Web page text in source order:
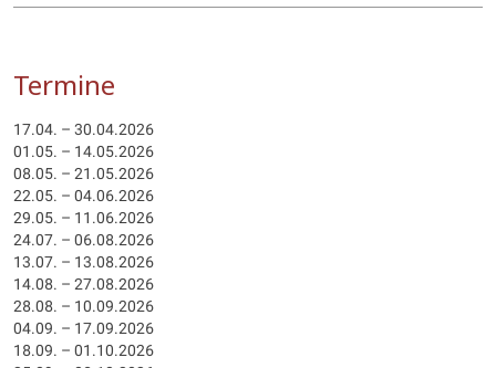
Termine
17.04. – 30.04.2026
01.05. – 14.05.2026
08.05. – 21.05.2026
22.05. – 04.06.2026
29.05. – 11.06.2026
24.07. – 06.08.2026
13.07. – 13.08.2026
14.08. – 27.08.2026
28.08. – 10.09.2026
04.09. – 17.09.2026
18.09. – 01.10.2026